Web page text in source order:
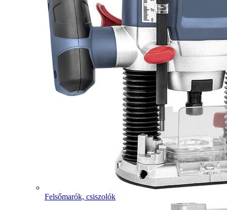
Felsőmarók, csiszolók